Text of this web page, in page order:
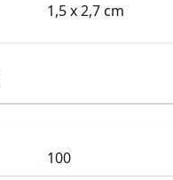
1,5 x 2,7 cm
100